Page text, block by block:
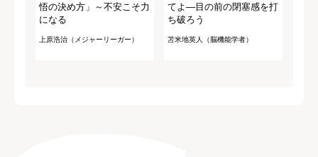
悟の決め方」～不安こそ力
になる
上原浩治（メジャーリーガー）
てよ―目の前の閉塞感を打
ち破ろう
苫米地英人（脳機能学者）